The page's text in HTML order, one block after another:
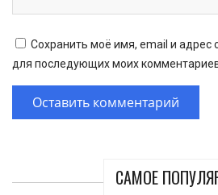
САМОЕ
Сохранить моё имя, email и адрес
для последующих моих